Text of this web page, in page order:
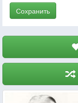
Сохранить